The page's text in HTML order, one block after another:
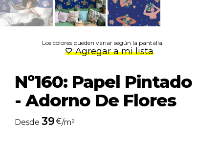
Los colores pueden variar según la pantalla.
Agregar a mi lista
Nº160: Papel Pintado
- Adorno De Flores
Desde 39€/m²